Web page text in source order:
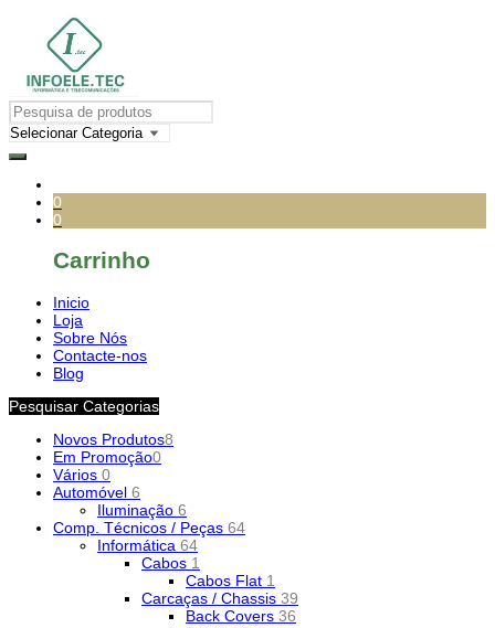
0
0
Carrinho
Inicio
Loja
Sobre Nós
Contacte-nos
Blog
Pesquisar Categorias
Novos Produtos8
Em Promoção0
Vários 0
Automóvel 6
Iluminação 6
Comp. Técnicos / Peças 64
Informática 64
Cabos 1
Cabos Flat 1
Carcaças / Chassis 39
Back Covers 36